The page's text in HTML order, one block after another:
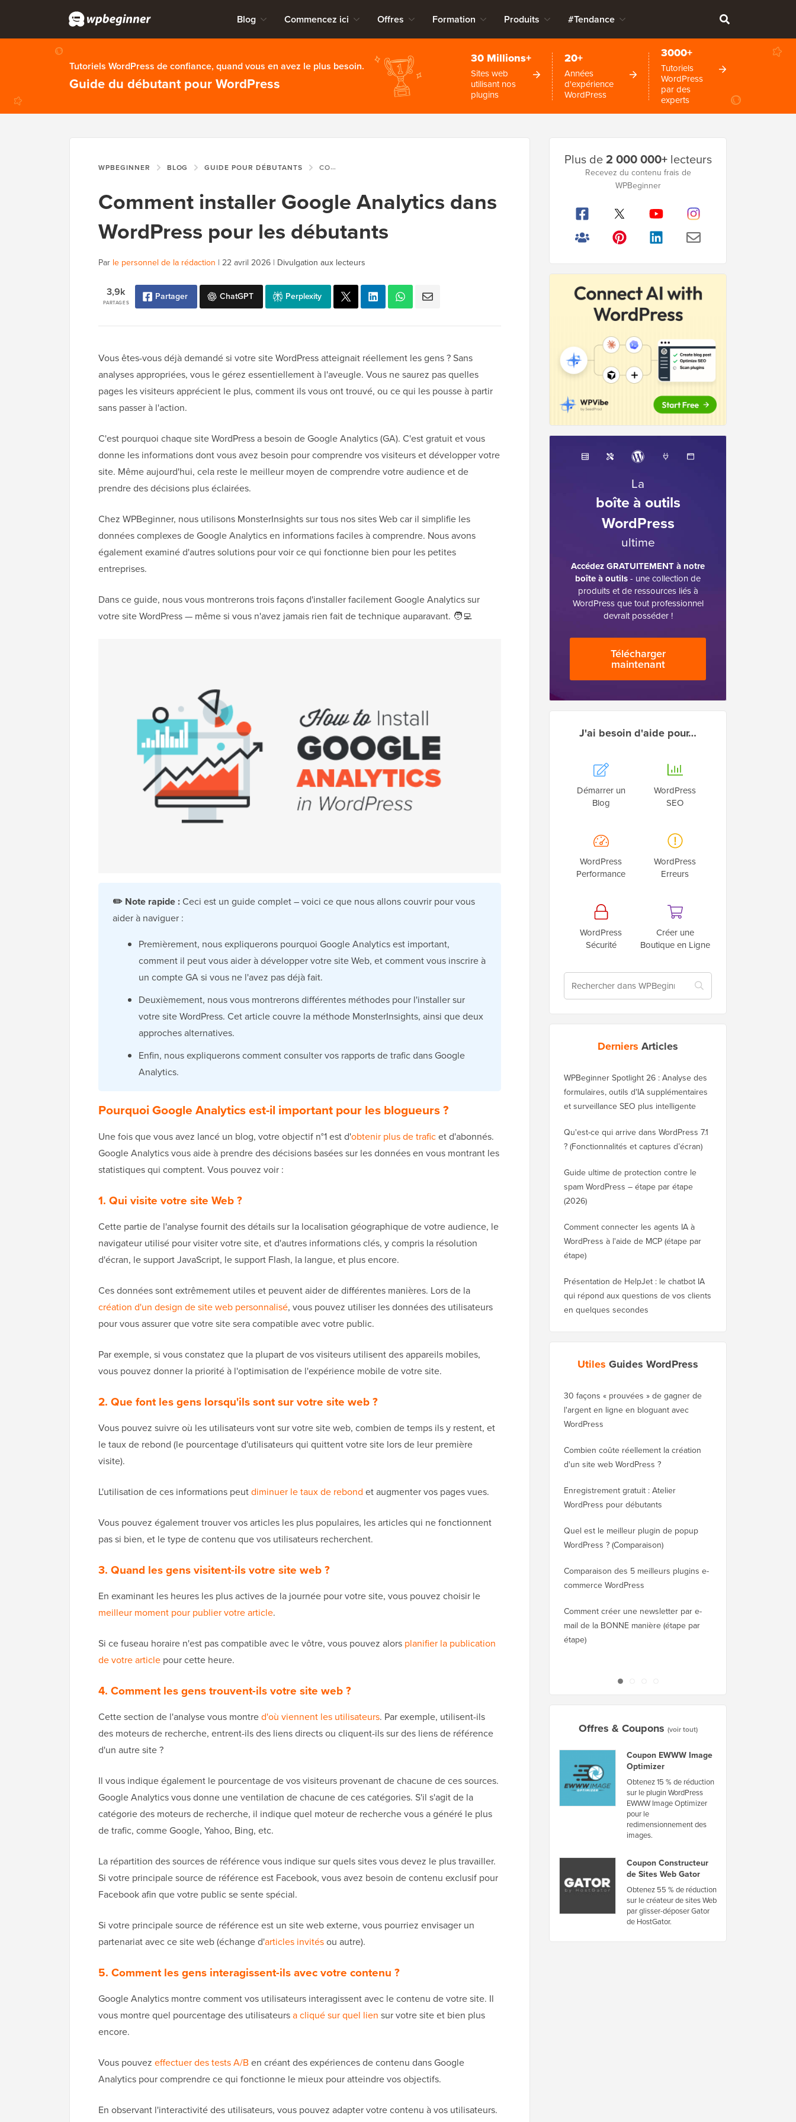
Blog Commencez ici Offres Formation Produits #Tendance
Tutoriels WordPress de confiance, quand vous en avez le plus besoin.
Guide du débutant pour WordPress
30 Millions+
Sites web
utilisant nos
plugins
20+
Années
d'expérience
WordPress
3000+
Tutoriels
WordPress
par des
experts
WPBEGINNER BLOG GUIDE POUR DÉBUTANTS COMMENT INSTALLER GOOGLE ANALYTICS DANS WORDPRESS POUR LES DÉBUTANTS
Comment installer Google Analytics dans
WordPress pour les débutants
Par le personnel de la rédaction | 22 avril 2026 | Divulgation aux lecteurs
PARTAGES
3,9k Partager ChatGPT Perplexity
Vous êtes-vous déjà demandé si votre site WordPress atteignait réellement les gens ? Sans
analyses appropriées, vous le gérez essentiellement à l'aveugle. Vous ne saurez pas quelles
pages les visiteurs apprécient le plus, comment ils vous ont trouvé, ou ce qui les pousse à partir
sans passer à l'action.
C'est pourquoi chaque site WordPress a besoin de Google Analytics (GA). C'est gratuit et vous
donne les informations dont vous avez besoin pour comprendre vos visiteurs et développer votre
site. Même aujourd'hui, cela reste le meilleur moyen de comprendre votre audience et de
prendre des décisions plus éclairées.
Chez WPBeginner, nous utilisons MonsterInsights sur tous nos sites Web car il simplifie les
données complexes de Google Analytics en informations faciles à comprendre. Nous avons
également examiné d'autres solutions pour voir ce qui fonctionne bien pour les petites
entreprises.
Dans ce guide, nous vous montrerons trois façons d'installer facilement Google Analytics sur
votre site WordPress — même si vous n'avez jamais rien fait de technique auparavant. 🧑‍💻
✏️ Note rapide :Ceci est un guide complet – voici ce que nous allons couvrir pour vous
aider à naviguer :
Premièrement, nous expliquerons pourquoi Google Analytics est important,
comment il peut vous aider à développer votre site Web, et comment vous inscrire à
un compte GA si vous ne l'avez pas déjà fait.
Deuxièmement, nous vous montrerons différentes méthodes pour l'installer sur
votre site WordPress. Cet article couvre la méthode MonsterInsights, ainsi que deux
approches alternatives.
Enfin, nous expliquerons comment consulter vos rapports de trafic dans Google
Analytics.
Pourquoi Google Analytics est-il important pour les blogueurs ?
Une fois que vous avez lancé un blog, votre objectif n°1 est d'obtenir plus de traficet d'abonnés.
Google Analytics vous aide à prendre des décisions basées sur les données en vous montrant les
statistiques qui comptent. Vous pouvez voir :
1. Qui visite votre site Web ?
Cette partie de l'analyse fournit des détails sur la localisation géographique de votre audience, le
navigateur utilisé pour visiter votre site, et d'autres informations clés, y compris la résolution
d'écran, le support JavaScript, le support Flash, la langue, et plus encore.
Ces données sont extrêmement utiles et peuvent aider de différentes manières. Lors de la
création d'un design de site web personnalisé, vous pouvez utiliser les données des utilisateurs
pour vous assurer que votre site sera compatible avec votre public.
Par exemple, si vous constatez que la plupart de vos visiteurs utilisent des appareils mobiles,
vous pouvez donner la priorité à l'optimisation de l'expérience mobile de votre site.
2. Que font les gens lorsqu'ils sont sur votre site web ?
Vous pouvez suivre où les utilisateurs vont sur votre site web, combien de temps ils y restent, et
le taux de rebond (le pourcentage d'utilisateurs qui quittent votre site lors de leur première
visite).
L'utilisation de ces informations peutdiminuer le taux de rebond et augmenter vos pages vues.
Vous pouvez également trouver vos articles les plus populaires, les articles qui ne fonctionnent
pas si bien, et le type de contenu que vos utilisateurs recherchent.
3. Quand les gens visitent-ils votre site web ?
En examinant les heures les plus actives de la journée pour votre site, vous pouvez choisir le
meilleur moment pour publier votre article.
Si ce fuseau horaire n'est pas compatible avec le vôtre, vous pouvez alors planifier la publication
de votre article pour cette heure.
4. Comment les gens trouvent-ils votre site web ?
Cette section de l'analyse vous montred'où viennent les utilisateurs. Par exemple, utilisent-ils
des moteurs de recherche, entrent-ils des liens directs ou cliquent-ils sur des liens de référence
d'un autre site ?
Il vous indique également le pourcentage de vos visiteurs provenant de chacune de ces sources.
Google Analytics vous donne une ventilation de chacune de ces catégories. S'il s'agit de la
catégorie des moteurs de recherche, il indique quel moteur de recherche vous a généré le plus
de trafic, comme Google, Yahoo, Bing, etc.
La répartition des sources de référence vous indique sur quels sites vous devez le plus travailler.
Si votre principale source de référence est Facebook, vous avez besoin de contenu exclusif pour
Facebook afin que votre public se sente spécial.
Si votre principale source de référence est un site web externe, vous pourriez envisager un
partenariat avec ce site web (échange d'articles invitésou autre).
5. Comment les gens interagissent-ils avec votre contenu ?
Google Analytics montre comment vos utilisateurs interagissent avec le contenu de votre site. Il
vous montre quel pourcentage des utilisateursa cliqué sur quel lien sur votre site et bien plus
encore.
Vous pouvez effectuer des tests A/Ben créant des expériences de contenu dans Google
Analytics pour comprendre ce qui fonctionne le mieux pour atteindre vos objectifs.
En observant l'interactivité des utilisateurs, vous pouvez adapter votre contenu à vos utilisateurs.
latérale
Plus de2 000 000+lecteurs
Recevez du contenu frais de
WPBeginner
La
boîte à outils
WordPress
ultime
Accédez GRATUITEMENT à notre
boîte à outils- une collection de
produits et de ressources liés à
WordPress que tout professionnel
devrait posséder !
Télécharger
maintenant
J'ai besoin d'aide pour…
Démarrer un
Blog
WordPress
SEO
WordPress
Performance
WordPress
Erreurs
WordPress
Sécurité
Créer une
Boutique en Ligne
Derniers Articles
WPBeginner Spotlight 26 : Analyse des
formulaires, outils d'IA supplémentaires
et surveillance SEO plus intelligente
Qu'est-ce qui arrive dans WordPress 7.1
? (Fonctionnalités et captures d’écran)
Guide ultime de protection contre le
spam WordPress – étape par étape
(2026)
Comment connecter les agents IA à
WordPress à l'aide de MCP (étape par
étape)
Présentation de HelpJet : le chatbot IA
qui répond aux questions de vos clients
en quelques secondes
Utiles Guides WordPress
30 façons « prouvées » de gagner de
l'argent en ligne en bloguant avec
WordPress
Combien coûte réellement la création
d'un site web WordPress ?
Enregistrement gratuit : Atelier
WordPress pour débutants
Quel est le meilleur plugin de popup
WordPress ? (Comparaison)
Comparaison des 5 meilleurs plugins e-
commerce WordPress
Comment créer une newsletter par e-
mail de la BONNE manière (étape par
étape)
Offres & Coupons (voir tout)
Coupon EWWW Image
Optimizer
Obtenez 15 % de réduction
sur le plugin WordPress
EWWW Image Optimizer
pour le
redimensionnement des
images.
Coupon Constructeur
de Sites Web Gator
Obtenez 55 % de réduction
sur le créateur de sites Web
par glisser-déposer Gator
de HostGator.